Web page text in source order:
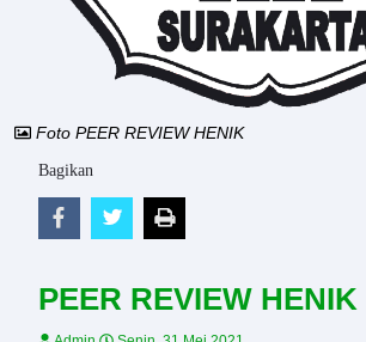
Foto PEER REVIEW HENIK
Bagikan
PEER REVIEW HENIK